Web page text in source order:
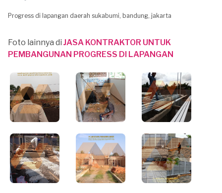
Progress di lapangan daerah sukabumi, bandung, jakarta
Foto lainnya di JASA KONTRAKTOR UNTUK
PEMBANGUNAN PROGRESS DI LAPANGAN